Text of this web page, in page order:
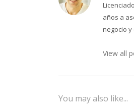
años a
negocio
View all
You may also like...